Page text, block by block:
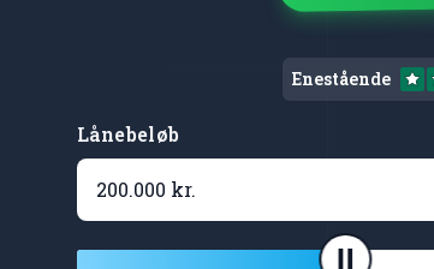
Enestående
Lånebeløb